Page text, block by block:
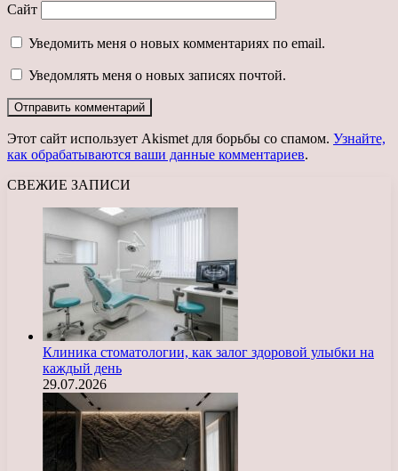
Сайт
Уведомить меня о новых комментариях по email.
Уведомлять меня о новых записях почтой.
Этот сайт использует Akismet для борьбы со спамом. Узнайте,
как обрабатываются ваши данные комментариев.
СВЕЖИЕ ЗАПИСИ
Клиника стоматологии, как залог здоровой улыбки на
каждый день
29.07.2026